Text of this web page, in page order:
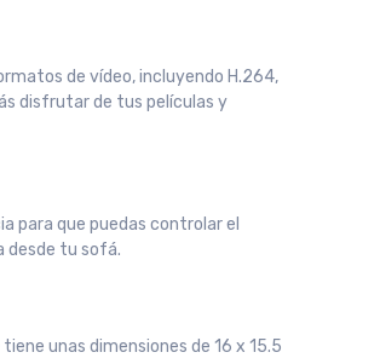
de vídeo, incluyendo H.264,
disfrutar de tus películas y
para que puedas controlar el
desde tu sofá.
unas dimensiones de 16 x 15.5